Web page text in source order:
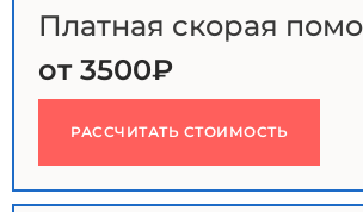
Платная скорая
от 3500₽
РАССЧИТАТЬ СТОИМОСТЬ